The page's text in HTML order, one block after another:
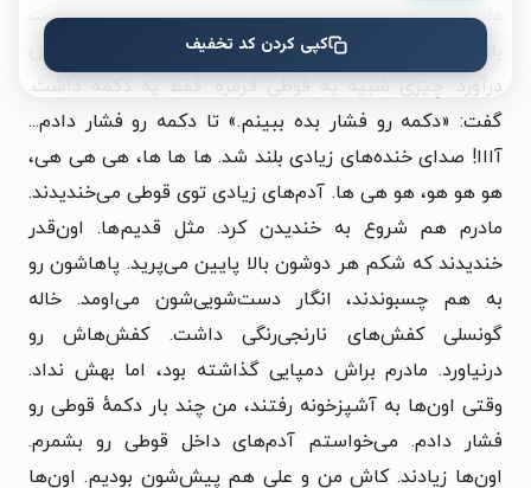
مادرم گفت: «خوش اومدی!» خاله گونسلی گفت: «سلامت
باشی.» خاله گونسلی برام یه هدیه آورده. اون رو از کیفش
درآورد. چیزی شبیه یه قوطی قرمزه. فقط یه دکمه داشت.
گفت: «دکمه رو فشار بده ببینم.» تا دکمه رو فشار دادم...
آااا! صدای خنده‌های زیادی بلند شد. ها ها ها، هی هی هی،
هو هو هو، هو هی ها. آدم‌های زیادی توی قوطی می‌خندیدند.
مادرم هم شروع به خندیدن کرد. مثل قدیم‌ها. اون‌قدر
خندیدند که شکم هر دوشون بالا پایین می‌پرید. پاهاشون رو
به هم چسبوندند، انگار دست‌شویی‌شون می‌اومد. خاله
گونسلی کفش‌های نارنجی‌رنگی داشت. کفش‌هاش رو
درنیاورد. مادرم براش دمپایی گذاشته بود، اما بهش نداد.
وقتی اون‌ها به آشپزخونه رفتند، من چند بار دکمهٔ قوطی رو
فشار دادم. می‌خواستم آدم‌های داخل قوطی رو بشمرم.
اون‌ها زیادند. کاش من و علی هم پیش‌شون بودیم. اون‌ها
کپی کردن کد تخفیف